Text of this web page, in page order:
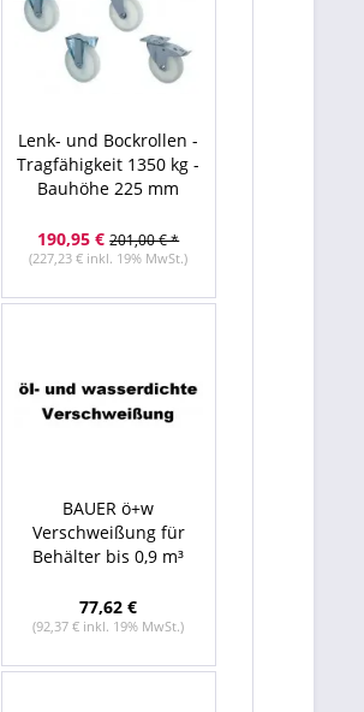
Lenk- und Bockrollen -
Tragfähigkeit 1350 kg -
Bauhöhe 225 mm
190,95 € 201,00 € *
(227,23 € inkl. 19% MwSt.)
BAUER ö+w
Verschweißung für
Behälter bis 0,9 m³
77,62 €
(92,37 € inkl. 19% MwSt.)